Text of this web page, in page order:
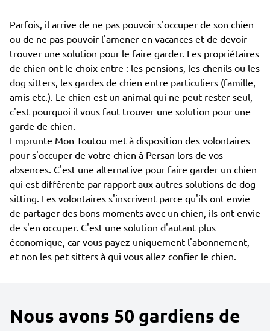
Parfois, il arrive de ne pas pouvoir s'occuper de son chien
ou de ne pas pouvoir l'amener en vacances et de devoir
trouver une solution pour le faire garder. Les propriétaires
de chien ont le choix entre : les pensions, les chenils ou les
dog sitters, les gardes de chien entre particuliers (famille,
amis etc.). Le chien est un animal qui ne peut rester seul,
c'est pourquoi il vous faut trouver une solution pour une
garde de chien.
Emprunte Mon Toutou met à disposition des volontaires
pour s'occuper de votre chien à Persan lors de vos
absences. C'est une alternative pour faire garder un chien
qui est différente par rapport aux autres solutions de dog
sitting. Les volontaires s'inscrivent parce qu'ils ont envie
de partager des bons moments avec un chien, ils ont envie
de s'en occuper. C'est une solution d'autant plus
économique, car vous payez uniquement l'abonnement,
et non les pet sitters à qui vous allez confier le chien.
Nous avons 50 gardiens de